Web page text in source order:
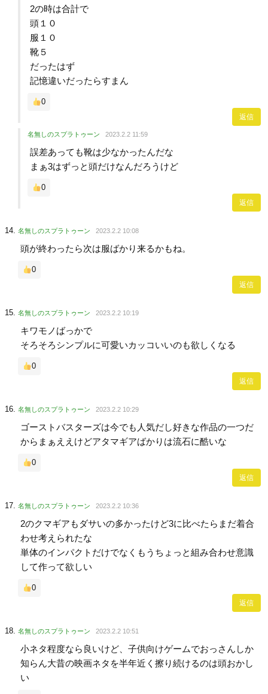
2の時は合計で
頭１０
服１０
靴５
だったはず
記憶違いだったらすまん
0
返信
名無しのスプラトゥーン 2023.2.2 11:59
誤差あっても靴は少なかったんだな
まぁ3はずっと頭だけなんだろうけど
0
返信
名無しのスプラトゥーン 2023.2.2 10:08
頭が終わったら次は服ばかり来るかもね。
0
返信
名無しのスプラトゥーン 2023.2.2 10:19
キワモノばっかで
そろそろシンプルに可愛いカッコいいのも欲しくなる
0
返信
名無しのスプラトゥーン 2023.2.2 10:29
ゴーストバスターズは今でも人気だし好きな作品の一つだ
からまぁええけどアタマギアばかりは流石に酷いな
0
返信
名無しのスプラトゥーン 2023.2.2 10:36
2のクマギアもダサいの多かったけど3に比べたらまだ着合
わせ考えられたな
単体のインパクトだけでなくもうちょっと組み合わせ意識
して作って欲しい
0
返信
名無しのスプラトゥーン 2023.2.2 10:51
小ネタ程度なら良いけど、子供向けゲームでおっさんしか
知らん大昔の映画ネタを半年近く擦り続けるのは頭おかし
い